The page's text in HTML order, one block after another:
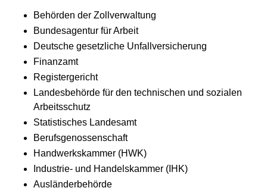
Behörden der Zollverwaltung
Bundesagentur für Arbeit
Deutsche gesetzliche Unfallversicherung
Finanzamt
Registergericht
Landesbehörde für den technischen und sozialen
Arbeitsschutz
Statistisches Landesamt
Berufsgenossenschaft
Handwerkskammer (HWK)
Industrie- und Handelskammer (IHK)
Ausländerbehörde